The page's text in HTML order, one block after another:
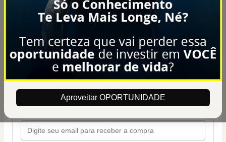
Aproveitar OPORTUNIDADE
Enciclopédia da Musculação -
BRASIL - AF
R$ 215,00
ou em 12 x de R$ 23,56 * no cartão
de R$ 391 por R$ 246 ($215 + $31 FRETE FIXO)
Dados pessoais